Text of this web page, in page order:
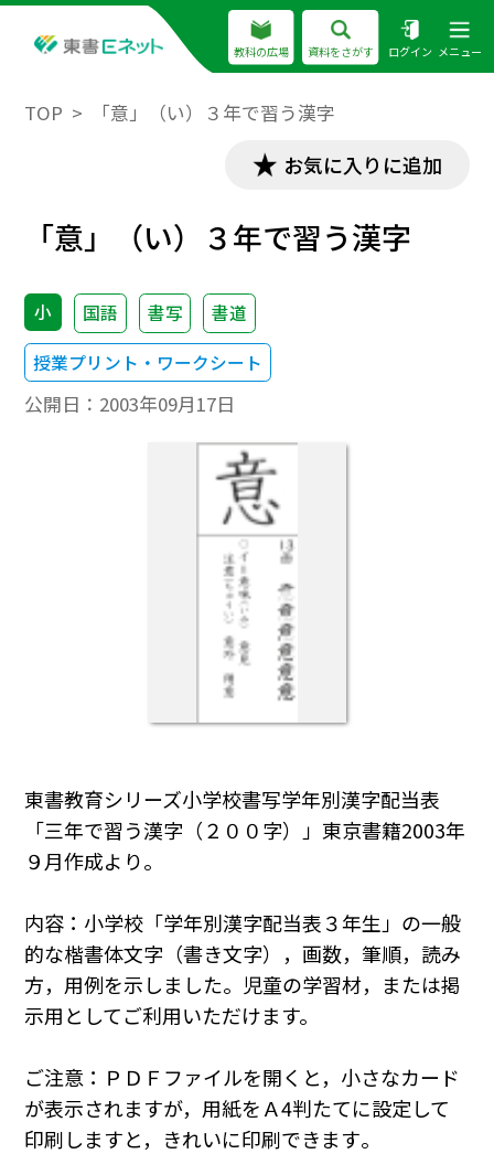
教科の広場 資料をさがす ログイン メニュー
TOP 「意」（い）３年で習う漢字
お気に入りに追加
「意」（い）３年で習う漢字
小 国語 書写
書道
授業プリント・ワークシート
公開日： 2003年09月17日
東書教育シリーズ小学校書写学年別漢字配当表
「三年で習う漢字（２００字）」東京書籍2003年
９月作成より。
内容：小学校「学年別漢字配当表３年生」の一般
的な楷書体文字（書き文字），画数，筆順，読み
方，用例を示しました。児童の学習材，または掲
示用としてご利用いただけます。
ご注意：ＰＤＦファイルを開くと，小さなカード
が表示されますが，用紙をＡ4判たてに設定して
印刷しますと，きれいに印刷できます｡